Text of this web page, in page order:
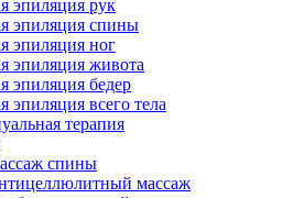
эпиляция рук
эпиляция спины
эпиляция ног
эпиляция живота
эпиляция бедер
эпиляция всего тела
терапия
спины
массаж